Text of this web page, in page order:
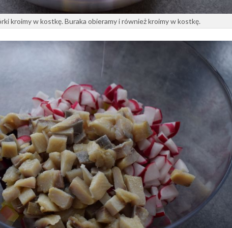
kroimy w kostkę. Buraka obieramy i również kroimy w kostkę.